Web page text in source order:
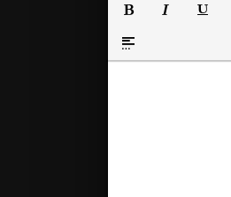
Вставка спойлера